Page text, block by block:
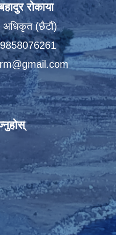
रोकाया
अधिकृत (छैटौं)